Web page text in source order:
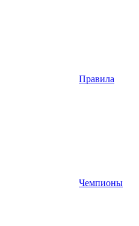
Правила
Чемпионы